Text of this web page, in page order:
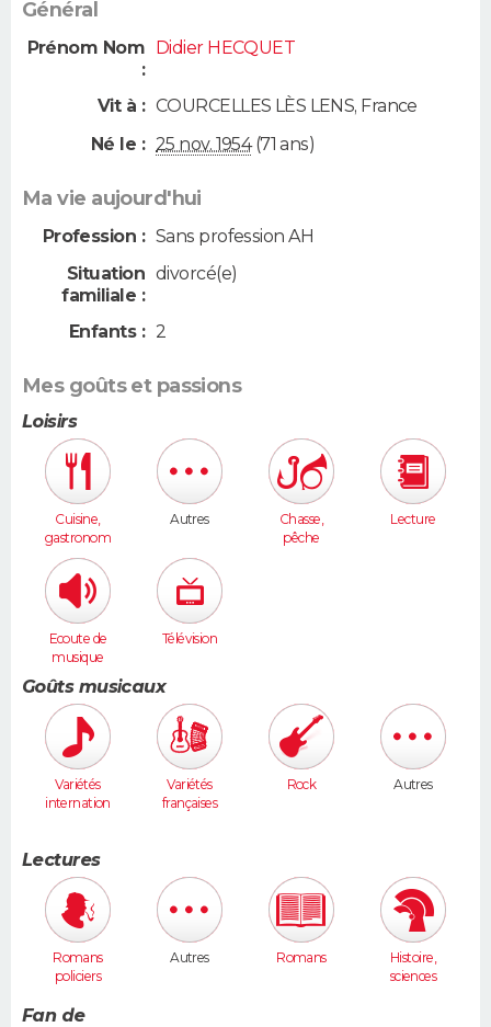
Général
Prénom Nom
:
Didier HECQUET
Vit à : COURCELLES LÈS LENS, France
Né le : 25 nov. 1954(71 ans)
Ma vie aujourd'hui
Profession : Sans profession AH
Situation
familiale :
divorcé(e)
Enfants : 2
Mes goûts et passions
Loisirs
Cuisine,
gastronom
ie
Autres
Chasse,
pêche
Lecture
Ecoute de
musique
Télévision
Goûts musicaux
Variétés
internation
Variétés
françaises
Rock Autres
Lectures
Romans
policiers
Autres Romans
Histoire,
sciences
Fan de